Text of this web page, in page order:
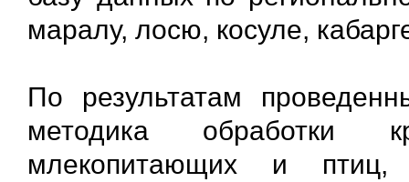
маралу, лосю, косуле,
По результатам
методика обработки
млекопитающих и